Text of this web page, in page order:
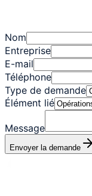
Nom
Entreprise
E-mail
Téléphone
Type de demande
Élément lié
Message
Envoyer la demande